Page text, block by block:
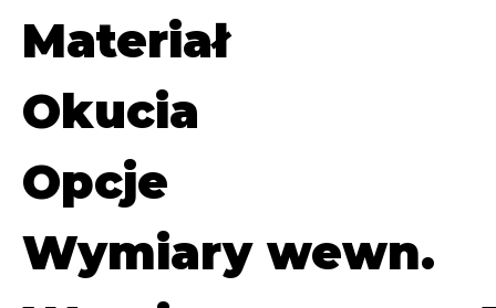
Materiał
Okucia
Opcje
Wymiary wewn.